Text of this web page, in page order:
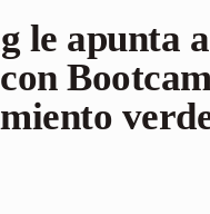
le apunta